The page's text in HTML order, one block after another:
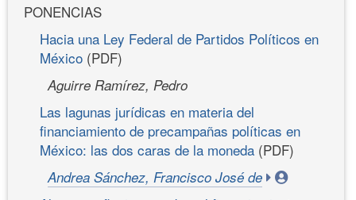
PONENCIAS
Hacia una Ley Federal de Partidos Políticos en
México (PDF)
Aguirre Ramírez, Pedro
Las lagunas jurídicas en materia del
financiamiento de precampañas políticas en
México: las dos caras de la moneda (PDF)
Andrea Sánchez, Francisco José de